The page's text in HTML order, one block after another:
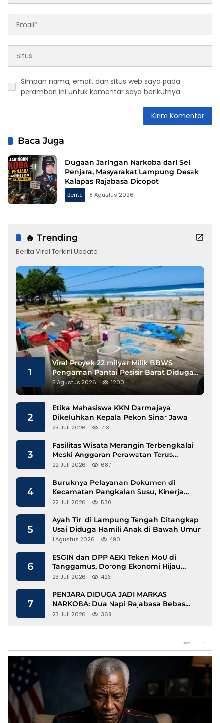
Simpan nama, email, dan situs web saya pada
peramban ini untuk komentar saya berikutnya.
Baca Juga
Dugaan Jaringan Narkoba dari Sel
Penjara, Masyarakat Lampung Desak
Kalapas Rajabasa Dicopot
Berita 8 Agustus 2026
🔥 Trending
Berita Viral Terkini Update
1
Viral Proyek 22 milyar Milik BBWS
Pengaman Pantai Pesisir Barat Diduga
Gunakan Besi Banci
5 Agustus 2026 1200
2
Etika Mahasiswa KKN Darmajaya
Dikeluhkan Kepala Pekon Sinar Jawa
25 Juli 2026 713
3
Fasilitas Wisata Merangin Terbengkalai
Meski Anggaran Perawatan Terus
Mengalir
22 Juli 2026 687
4
Buruknya Pelayanan Dokumen di
Kecamatan Pangkalan Susu, Kinerja
Disdukcapil Langkat Disorot
22 Juli 2026 530
5
Ayah Tiri di Lampung Tengah Ditangkap
Usai Diduga Hamili Anak di Bawah Umur
1 Agustus 2026 490
6
ESGIN dan DPP AEKI Teken MoU di
Tanggamus, Dorong Ekonomi Hijau
Berbasis Kopi dan Perdagangan Karbon
23 Juli 2026 423
7
PENJARA DIDUGA JADI MARKAS
NARKOBA: Dua Napi Rajabasa Bebas
Gunakan HP, Muncul Dugaan
23 Juli 2026 368